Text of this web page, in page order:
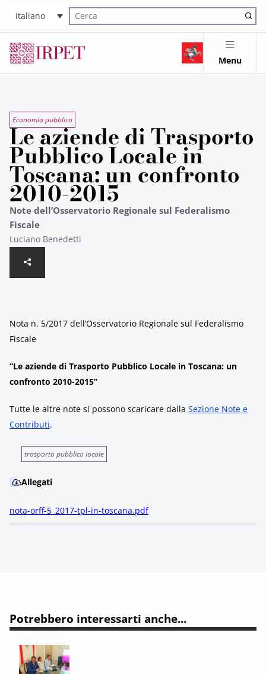
Italiano
Cerca nel sito
Menu
Economia pubblica
Le aziende di Trasporto
Pubblico Locale in
Toscana: un confronto
2010-2015
Note dell’Osservatorio Regionale sul Federalismo
Fiscale
Luciano Benedetti
Nota n. 5/2017 dell’Osservatorio Regionale sul Federalismo
Fiscale
“Le aziende di Trasporto Pubblico Locale in Toscana: un
confronto 2010-2015”
Tutte le altre note si possono scaricare dalla Sezione Note e
Contributi.
trasporto pubblico locale
Allegati
nota-orff-5_2017-tpl-in-toscana.pdf
Potrebbero interessarti anche...